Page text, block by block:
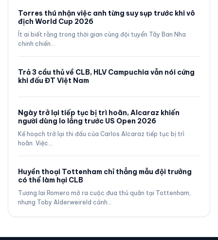
Torres thú nhận việc anh từng suy sụp trước khi vô
địch World Cup 2026
Ít ai biết rằng trong thời gian cùng đội tuyển Tây Ban Nha
chinh chiến…
Trả 3 cầu thủ về CLB, HLV Campuchia vẫn nói cứng
khi đấu ĐT Việt Nam
Ngày trở lại tiếp tục bị trì hoãn, Alcaraz khiến
người dùng lo lắng trước US Open 2026
Kế hoạch trở lại thi đấu của Carlos Alcaraz tiếp tục bị trì
hoãn. Việc…
Huyền thoại Tottenham chỉ thẳng mẫu đội trưởng
có thể làm hại CLB
Tương lai Romero mở ra cuộc đua thủ quân tại Tottenham,
nhưng Toby Alderweireld cảnh…